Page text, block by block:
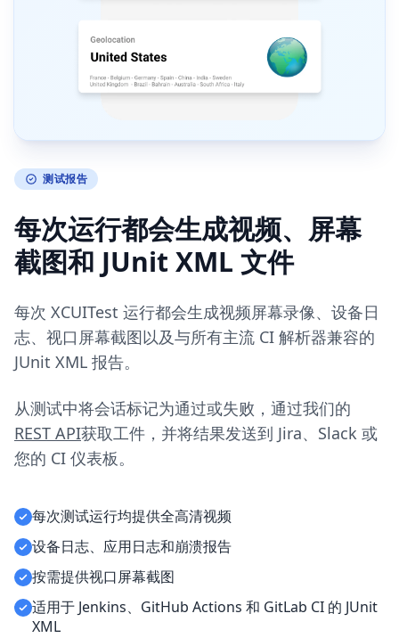
测试报告
每次运行都会生成视频、屏幕
截图和 JUnit XML 文件
每次 XCUITest 运行都会生成视频屏幕录像、设备日
志、视口屏幕截图以及与所有主流 CI 解析器兼容的
JUnit XML 报告。
从测试中将会话标记为通过或失败，通过我们的
REST API获取工件，并将结果发送到 Jira、Slack 或
您的 CI 仪表板。
每次测试运行均提供全高清视频
设备日志、应用日志和崩溃报告
按需提供视口屏幕截图
适用于 Jenkins、GitHub Actions 和 GitLab CI 的 JUnit
XML